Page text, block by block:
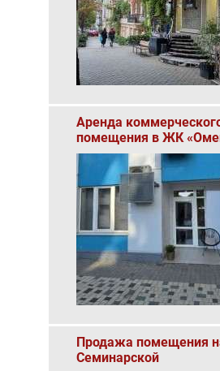
Аренда
помещения в ЖК
Продажа помещения
Семинарской